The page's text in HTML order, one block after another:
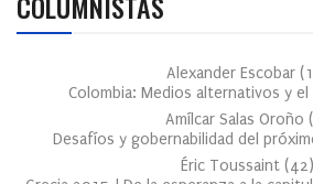
Alexander Escobar (
Colombia: Medios alternativos y
Amílcar Salas Oroño (
Desafíos y gobernabilidad del
Éric Toussaint (42)